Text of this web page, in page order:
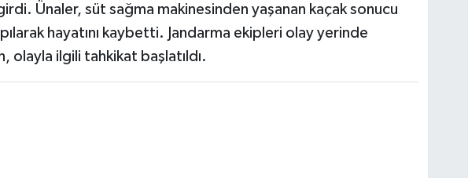
Ünaler, süt sağma makinesinden yaşanan kaçak sonucu
hayatını kaybetti. Jandarma ekipleri olay yerinde
olayla ilgili tahkikat başlatıldı.